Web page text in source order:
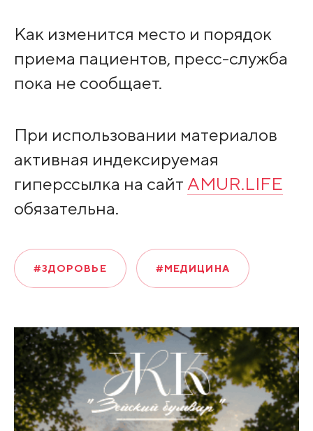
Как изменится место и порядок
приема пациентов, пресс-служба
пока не сообщает.
При использовании материалов
активная индексируемая
гиперссылка на сайт AMUR.LIFE
обязательна.
#ЗДОРОВЬЕ #МЕДИЦИНА